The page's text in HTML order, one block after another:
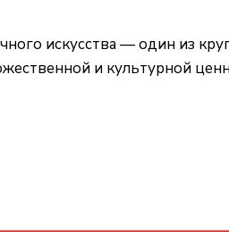
искусства — один из
и культурной